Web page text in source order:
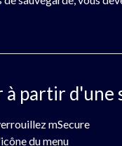
à partir d'une
mSecure
du menu